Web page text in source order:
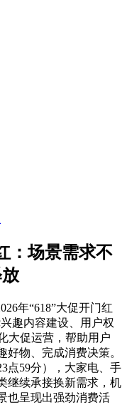
：场景需求不
年“618”大促开门红
趣内容建设、用户权
大促运营，帮助用户
物、完成消费决策。
点59分），大家电、手
继续承接换新需求，机
也呈现出强劲消费活